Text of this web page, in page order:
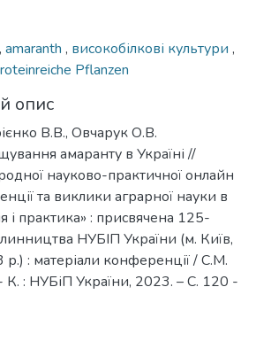
, amaranth , високобілкові культури ,
Pflanzen
опис
В.В., Овчарук О.В.
амаранту в Україні //
науково-практичної онлайн
та виклики аграрної науки в
і практика» : присвячена 125-
НУБІП України (м. Київ,
: матеріали конференції / С.М.
К. : НУБіП України, 2023. – С. 120 -